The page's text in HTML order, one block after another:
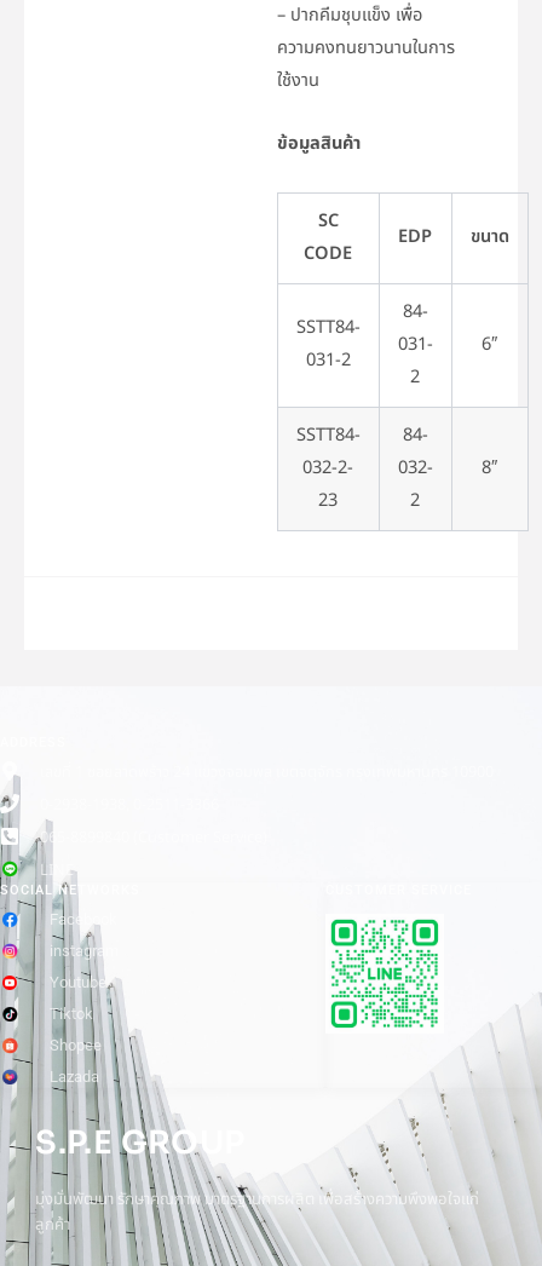
– ปากคีมชุบแข็ง เพื่อ
ความคงทนยาวนานในการ
ใช้งาน
ข้อมูลสินค้า
SC
CODE
EDP ขนาด
SSTT84-
031-2
84-
031-
2
6″
SSTT84-
032-2-
23
84-
032-
2
8″
065-8899840 (Customer Service)
LINE
SOCIAL NETWORKS
Facebook
instagram
Youtube
Tiktok
Shopee
Lazada
S.P.E GROUP
มุ่งมั่นพัฒนา รักษาคุณภาพ มาตรฐานการผลิต เพื่อสร้างความพึงพอใจแก่
ลูกค้า